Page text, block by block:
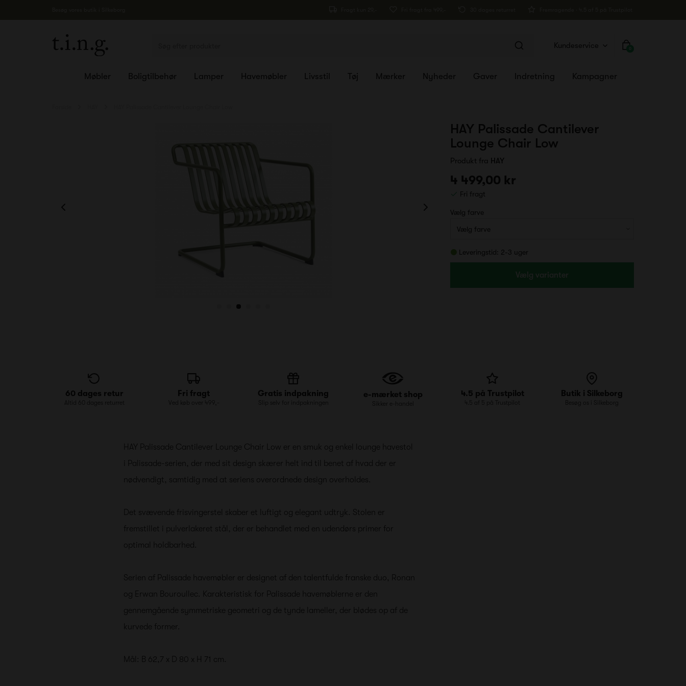
0
Kundeservice
Møbler Boligtilbehør Lamper Havemøbler Livsstil Tøj Mærker Nyheder Gaver Indretning Kampagner
HAY Palissade Cantilever
Lounge Chair Low
Produkt fra HAY
4 499,00 kr
Fri fragt
Vælg farve
Leveringstid: 2-3 uger
Vælg varianter
60 dages retur
Altid 60 dages returret
Fri fragt
Ved køb over 499,-
Gratis indpakning
Slip selv for indpakningen
e-mærket shop
Sikker e-handel
4.5 på Trustpilot
4.5 af 5 på Trustpilot
Butik i Silkeborg
Besøg os i Silkeborg
HAY Palissade Cantilever Lounge Chair Low er en smuk og enkel lounge havestol
i Palissade-serien, der med sit design skærer helt ind til benet af hvad der er
nødvendigt, samtidig med at seriens overordnede design overholdes.
Det svævende frisvingerstel skaber et luftigt og elegant udtryk. Stolen er
fremstillet i pulverlakeret stål, der er behandlet med en udendørs primer for
optimal holdbarhed.
Serien af Palissade havemøbler er designet af den talentfulde franske duo, Ronan
og Erwan Bouroullec. Karakteristisk for Palissade havemøblerne er den
gennemgående symmetriske geometri og de tynde lameller, der blødes op af de
kurvede former.
Mål: B 62,7 x D 80 x H 71 cm.